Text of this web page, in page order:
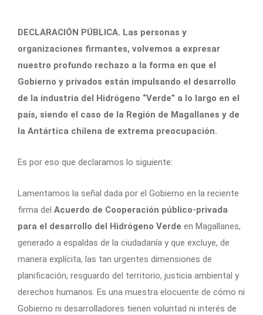
DECLARACIÓN PÚBLICA. Las personas y
organizaciones firmantes, volvemos a expresar
nuestro profundo rechazo a la forma en que el
Gobierno y privados están impulsando el desarrollo
de la industria del Hidrógeno “Verde” a lo largo en el
país, siendo el caso de la Región de Magallanes y de
la Antártica chilena de extrema preocupación.
Es por eso que declaramos lo siguiente:
Lamentamos la señal dada por el Gobierno en la reciente
firma del Acuerdo de Cooperación público-privada
para el desarrollo del Hidrógeno Verde en Magallanes,
generado a espaldas de la ciudadanía y que excluye, de
manera explícita, las tan urgentes dimensiones de
planificación, resguardo del territorio, justicia ambiental y
derechos humanos. Es una muestra elocuente de cómo ni
Gobierno ni desarrolladores tienen voluntad ni interés de